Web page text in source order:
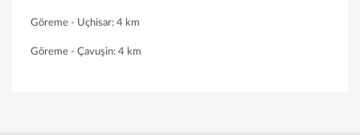
Göreme - Uçhisar: 4 km
Göreme - Çavuşin: 4 km